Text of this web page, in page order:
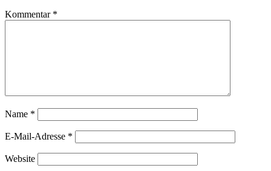
Kommentar *
Name *
E-Mail-Adresse *
Website